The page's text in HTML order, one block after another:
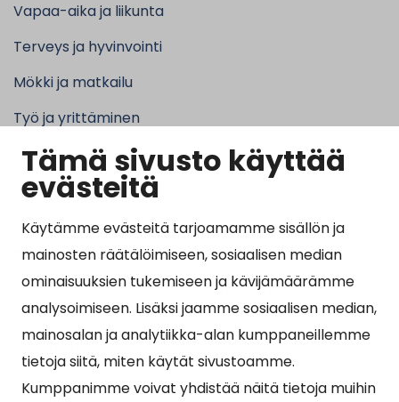
Tämä sivusto käyttää
evästeitä
Käytämme evästeitä tarjoamamme sisällön ja
mainosten räätälöimiseen, sosiaalisen median
ominaisuuksien tukemiseen ja kävijämäärämme
analysoimiseen. Lisäksi jaamme sosiaalisen median,
mainosalan ja analytiikka-alan kumppaneillemme
tietoja siitä, miten käytät sivustoamme.
Kumppanimme voivat yhdistää näitä tietoja muihin
Vapaa-aika ja liikunta
Terveys ja hyvinvointi
Mökki ja matkailu
Työ ja yrittäminen
Kunta ja hallinto
Suosituimmat sivut
Esityslistat, pöytäkirjat, viranhaltijapäätökset ja
kuulutukset
Tietoa ja ohjeistusta koronavirukseen liittyen
Asiointipiste